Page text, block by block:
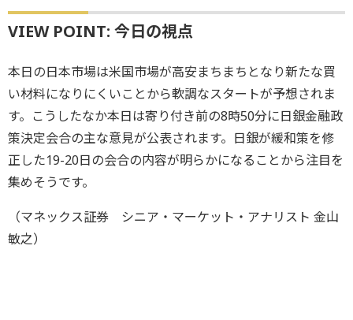
VIEW POINT: 今日の視点
本日の日本市場は米国市場が高安まちまちとなり新たな買
い材料になりにくいことから軟調なスタートが予想されま
す。こうしたなか本日は寄り付き前の8時50分に日銀金融政
策決定会合の主な意見が公表されます。日銀が緩和策を修
正した19-20日の会合の内容が明らかになることから注目を
集めそうです。
（マネックス証券 シニア・マーケット・アナリスト 金山
敏之）